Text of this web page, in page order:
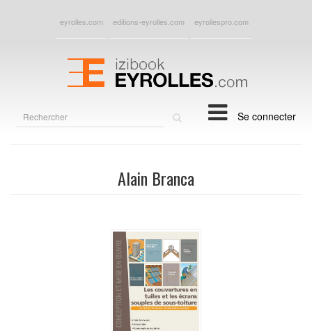
eyrolles.com editions-eyrolles.com eyrollespro.com
Se connecter
Alain Branca